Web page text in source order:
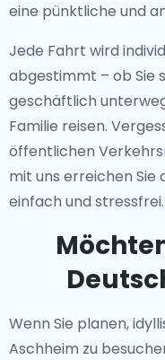
eine pünktliche und
Jede Fahrt wird
abgestimmt – ob Sie
geschäftlich
Familie reisen.
öffentlichen
mit uns erreichen Sie
einfach und stressfrei.
Wenn Sie planen,
Aschheim zu